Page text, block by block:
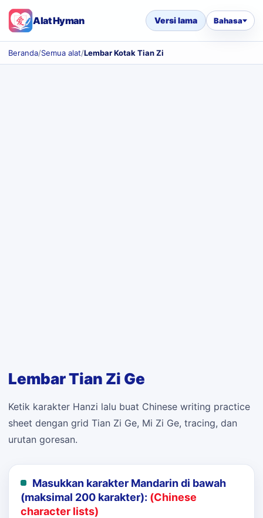
Alat Hyman Versi lama Bahasa
Beranda/Semua alat/Lembar Kotak Tian Zi
Lembar Tian Zi Ge
Ketik karakter Hanzi lalu buat Chinese writing practice
sheet dengan grid Tian Zi Ge, Mi Zi Ge, tracing, dan
urutan goresan.
Masukkan karakter Mandarin di bawah
(maksimal 200 karakter): (Chinese
character lists)